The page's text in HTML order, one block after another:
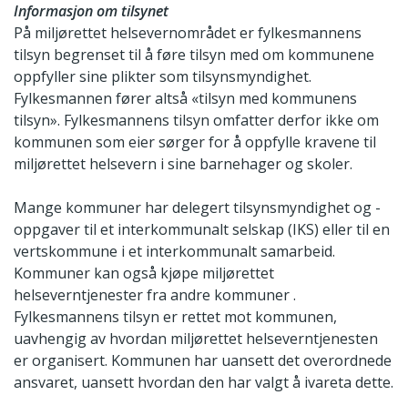
Informasjon om tilsynet
På miljørettet helsevernområdet er fylkesmannens
tilsyn begrenset til å føre tilsyn med om kommunene
oppfyller sine plikter som tilsynsmyndighet.
Fylkesmannen fører altså «tilsyn med kommunens
tilsyn». Fylkesmannens tilsyn omfatter derfor ikke om
kommunen som eier sørger for å oppfylle kravene til
miljørettet helsevern i sine barnehager og skoler.
Mange kommuner har delegert tilsynsmyndighet og -
oppgaver til et interkommunalt selskap (IKS) eller til en
vertskommune i et interkommunalt samarbeid.
Kommuner kan også kjøpe miljørettet
helseverntjenester fra andre kommuner .
Fylkesmannens tilsyn er rettet mot kommunen,
uavhengig av hvordan miljørettet helseverntjenesten
er organisert. Kommunen har uansett det overordnede
ansvaret, uansett hvordan den har valgt å ivareta dette.